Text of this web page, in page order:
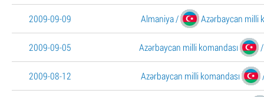
2009-09-09 Almaniya / Azərbaycan milli
2009-09-05 Azərbaycan milli komandası /
2009-08-12 Azərbaycan milli komandası